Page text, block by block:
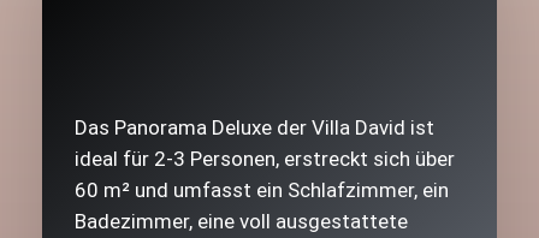
Das Panorama Deluxe der Villa David ist
ideal für 2-3 Personen, erstreckt sich über
60 m² und umfasst ein Schlafzimmer, ein
Badezimmer, eine voll ausgestattete